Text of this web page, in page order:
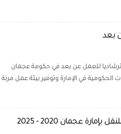
بعد
للعمل عن بعد في حكومة عجمان
في الإمارة وتوفير بيئة عمل مرنة
عجمان 2020 - 2025